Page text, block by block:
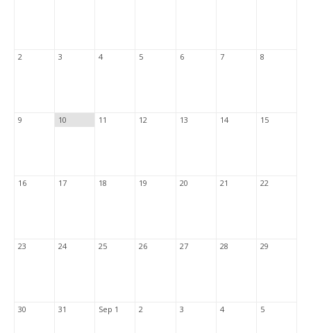
2 3 4 5 6 7 8
9 10 11 12 13 14 15
16 17 18 19 20 21 22
23 24 25 26 27 28 29
30 31 Sep 1 2 3 4 5